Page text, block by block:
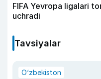
FIFA Yevropa ligalari
uchradi
Tavsiyalar
O‘zbekiston